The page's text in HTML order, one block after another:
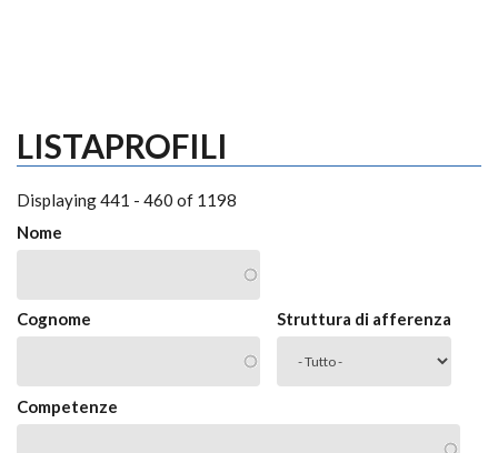
LISTAPROFILI
Displaying 441 - 460 of 1198
Nome
Cognome Struttura di afferenza
Competenze